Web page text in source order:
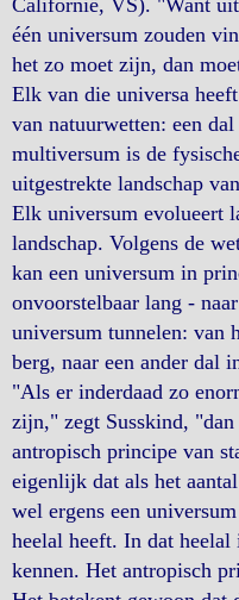
Californië, VS). "Want
één universum zouden
het zo moet zijn, dan
Elk van die universa
van natuurwetten: een
multiversum is de
uitgestrekte landschap
Elk universum evolueert
landschap. Volgens de
kan een universum in
onvoorstelbaar lang -
universum tunnelen: van
berg, naar een ander dal
"Als er inderdaad zo
zijn," zegt Susskind,
antropisch principe van
eigenlijk dat als het
wel ergens een
heelal heeft. In dat
kennen. Het antropisch